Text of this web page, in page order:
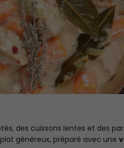
des cuissons lentes et des
généreux, préparé avec une